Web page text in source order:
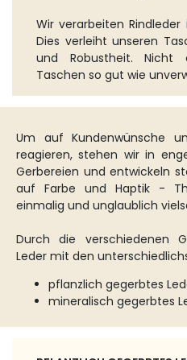
Wir verarbeiten
Dies verleiht unseren
und Robustheit. Nicht
Taschen so gut wie
Um auf Kundenwünsche
reagieren, stehen wir in
Gerbereien und entwickeln
auf Farbe und Haptik -
einmalig und unglaublich
Durch die verschiedenen
Leder mit den
pflanzlich gegerbtes
mineralisch gegerbtes